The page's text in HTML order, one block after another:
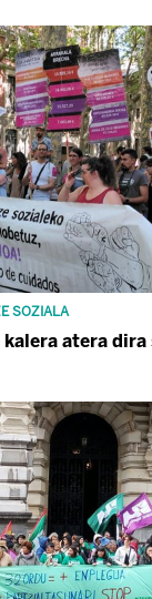
SOZIALA
atera